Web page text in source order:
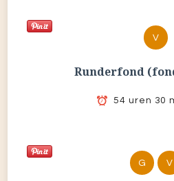
V
Runderfond
54 uren 30
G V